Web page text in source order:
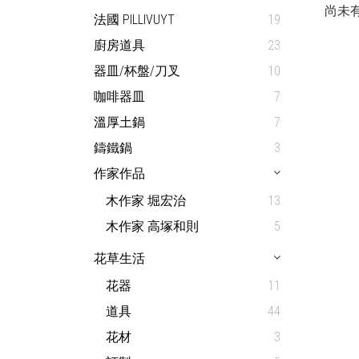
法國 PILLIVUYT
19
廚房道具
23
器皿/杯盤/刀叉
10
咖啡器皿
7
溫厚土鍋
7
鑄鐵鍋
3
作家作品
木作家 堀宏治
13
木作家 高塚和則
5
花草生活
花器
11
道具
44
花材
3
尚未